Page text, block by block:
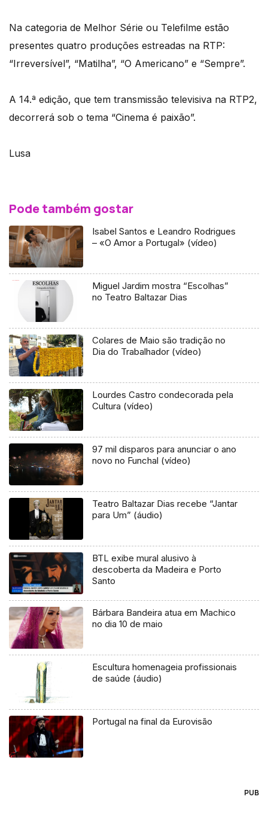
Na categoria de Melhor Série ou Telefilme estão
presentes quatro produções estreadas na RTP:
“Irreversível”, “Matilha”, “O Americano” e “Sempre”.
A 14.ª edição, que tem transmissão televisiva na RTP2,
decorrerá sob o tema “Cinema é paixão”.
Lusa
Pode também gostar
Isabel Santos e Leandro Rodrigues
– «O Amor a Portugal» (vídeo)
Miguel Jardim mostra “Escolhas”
no Teatro Baltazar Dias
Colares de Maio são tradição no
Dia do Trabalhador (vídeo)
Lourdes Castro condecorada pela
Cultura (vídeo)
97 mil disparos para anunciar o ano
novo no Funchal (vídeo)
Teatro Baltazar Dias recebe “Jantar
para Um” (áudio)
BTL exibe mural alusivo à
descoberta da Madeira e Porto
Santo
Bárbara Bandeira atua em Machico
no dia 10 de maio
Escultura homenageia profissionais
de saúde (áudio)
Portugal na final da Eurovisão
PUB